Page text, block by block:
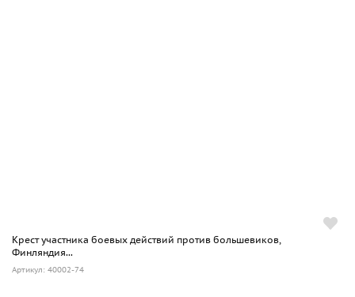
Крест участника боевых действий против большевиков,
Финляндия...
Артикул: 40002-74